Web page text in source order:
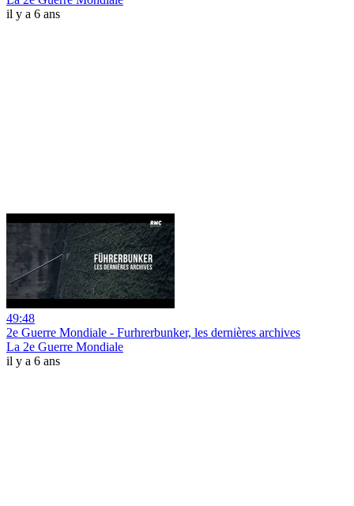
il y a 6 ans
49:48
2e Guerre Mondiale - Furhrerbunker, les dernières archives
La 2e Guerre Mondiale
il y a 6 ans